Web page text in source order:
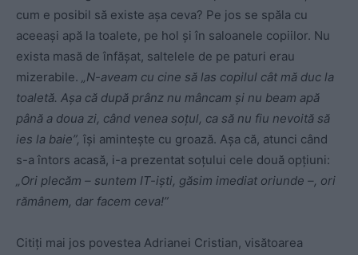
cum e posibil să existe așa ceva? Pe jos se spăla cu
aceeași apă la toalete, pe hol și în saloanele copiilor. Nu
exista masă de înfășat, saltelele de pe paturi erau
mizerabile. „N-aveam cu cine să las copilul cât mă duc la
toaletă. Așa că după prânz nu mâncam și nu beam apă
până a doua zi, când venea soțul, ca să nu fiu nevoită să
ies la baie”, își amintește cu groază. Așa că, atunci când
s-a întors acasă, i-a prezentat soțului cele două opțiuni:
„Ori plecăm – suntem IT-iști, găsim imediat oriunde –, ori
rămânem, dar facem ceva!”
Citiți mai jos povestea Adrianei Cristian, visătoarea